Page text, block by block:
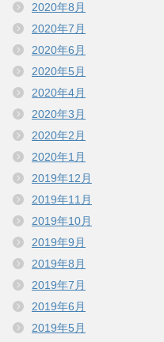
2020年8月
2020年7月
2020年6月
2020年5月
2020年4月
2020年3月
2020年2月
2020年1月
2019年12月
2019年11月
2019年10月
2019年9月
2019年8月
2019年7月
2019年6月
2019年5月